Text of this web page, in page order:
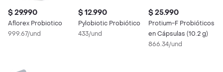
$ 29.990
Aflorex Probiotico
999.67/und
$ 12.990
Pylobiotic Probiótico
433/und
$ 25.990
Protium-F Probióticos
en Cápsulas (10.2 g)
866.34/und